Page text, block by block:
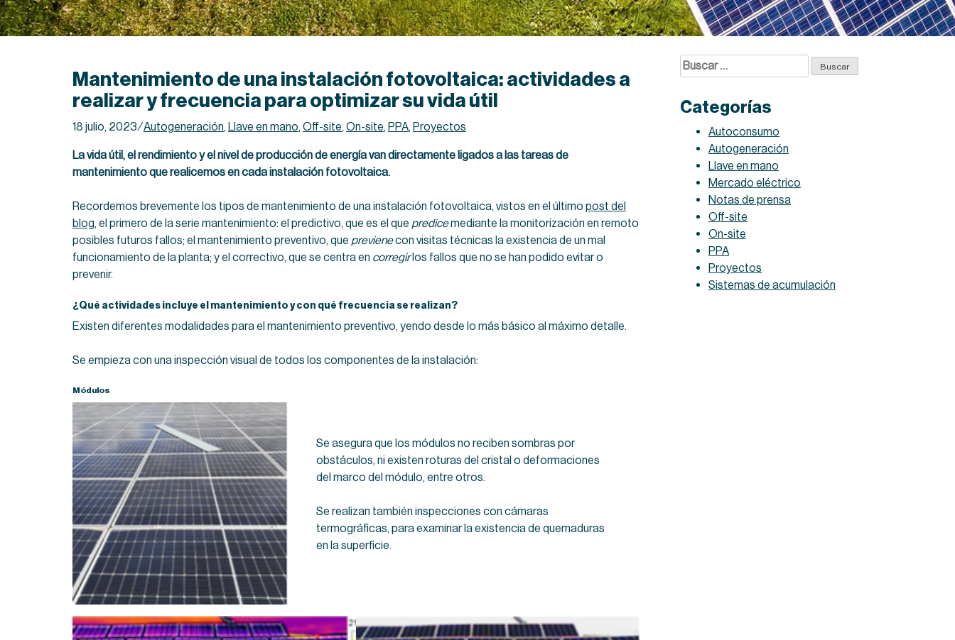
Mantenimiento de una instalación fotovoltaica: actividades a
realizar y frecuencia para optimizar su vida útil
18 julio, 2023 ⁄Autogeneración, Llave en mano, Off-site, On-site, PPA, Proyectos
La vida útil, el rendimiento y el nivel de producción de energía van directamente ligados a las tareas de
mantenimiento que realicemos en cada instalación fotovoltaica.
Recordemos brevemente los tipos de mantenimiento de una instalación fotovoltaica, vistos en el último post del
blog, el primero de la serie mantenimiento: el predictivo, que es el que predicemediante la monitorización en remoto
posibles futuros fallos; el mantenimiento preventivo, que previenecon visitas técnicas la existencia de un mal
funcionamiento de la planta; y el correctivo, que se centra en corregirlos fallos que no se han podido evitar o
prevenir.
¿Qué actividades incluye el mantenimiento y con qué frecuencia se realizan?
Existen diferentes modalidades para el mantenimiento preventivo, yendo desde lo más básico al máximo detalle.
Se empieza con una inspección visual de todos los componentes de la instalación:
Módulos
Se asegura que los módulos no reciben sombras por
obstáculos, ni existen roturas del cristal o deformaciones
del marco del módulo, entre otros.
Se realizan también inspecciones con cámaras
termográficas, para examinar la existencia de quemaduras
en la superficie.
Buscar:
Categorías
Autoconsumo
Autogeneración
Llave en mano
Mercado eléctrico
Notas de prensa
Off-site
On-site
PPA
Proyectos
Sistemas de acumulación